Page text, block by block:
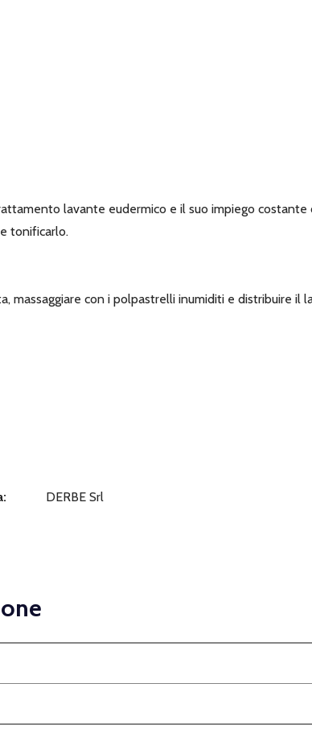
lavante eudermico e il suo impiego
tonificarlo.
massaggiare con i polpastrelli inumiditi e distribuire
DERBE Srl